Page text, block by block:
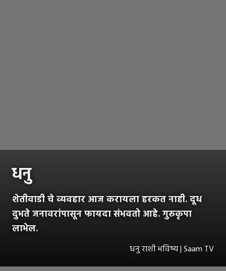
धनु
शेतीवाडी चे व्यवहार आज करायला हरकत नाही. दूध
दुभते जनावरांपासून फायदा संभवतो आहे. गुरुकृपा
लाभेल.
धनु राशी भविष्य | Saam TV